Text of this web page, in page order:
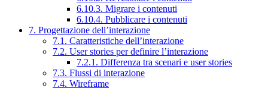
6.10.3. Migrare i contenuti
6.10.4. Pubblicare i contenuti
7. Progettazione dell’interazione
7.1. Caratteristiche dell’interazione
7.2. User stories per definire l’interazione
7.2.1. Differenza tra scenari e user stories
7.3. Flussi di interazione
7.4. Wireframe